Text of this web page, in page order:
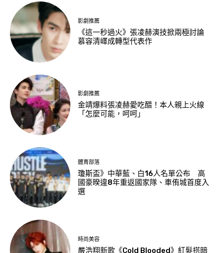
影劇推薦
《這一秒過火》張凌赫演技掀兩極討論
慕容清嶧成轉型代表作
影劇推薦
金靖爆料張凌赫愛吃醋！本人親上火線
「怎麼可能，呵呵」
體育部落
瓊斯盃》中華藍、白16人名單公布 高
國豪暌違8年重返國家隊、車侑城首度入
選
時尚美容
嚴浩翔新歌《Cold Blooded》紅髮搭暗